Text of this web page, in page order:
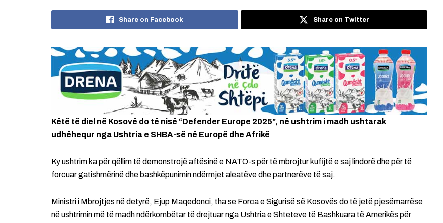
Share on Facebook Share on Twitter
Këtë të diel në Kosovë do të nisë “Defender Europe 2025”, në ushtrim i madh ushtarak
udhëhequr nga Ushtria e SHBA-së në Europë dhe Afrikë
Ky ushtrim ka për qëllim të demonstrojë aftësinë e NATO-s për të mbrojtur kufijtë e saj lindorë dhe për të
forcuar gatishmërinë dhe bashkëpunimin ndërmjet aleatëve dhe partnerëve të saj.
Ministri i Mbrojtjes në detyrë, Ejup Maqedonci, tha se Forca e Sigurisë së Kosovës do të jetë pjesëmarrëse
në ushtrimin më të madh ndërkombëtar të drejtuar nga Ushtria e Shteteve të Bashkuara të Amerikës për